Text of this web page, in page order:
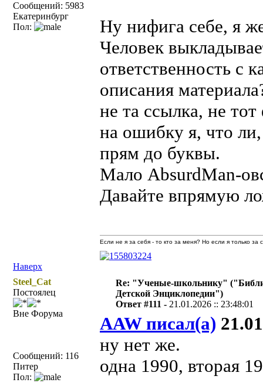
Сообщений: 5983
Екатеринбург
Пол:
Ну нифига себе, я
Человек
ответственность с
описания
не та ссылка, не
на ошибку я, что
прям до буквы.
Мало AbsurdMan-
Давайте впрямую
Наверх
Если не я за себя - то кто за меня? Но если я только
Steel_Cat
Постоялец
Вне Форума
Сообщений: 116
Питер
Пол:
Re: "Ученые-школьнику"
Детской Энциклопедии")
Ответ #111 - 21.01.2026 :: 23:48:01
AAW писал(а)
ну нет же.
одна 1990, вторая